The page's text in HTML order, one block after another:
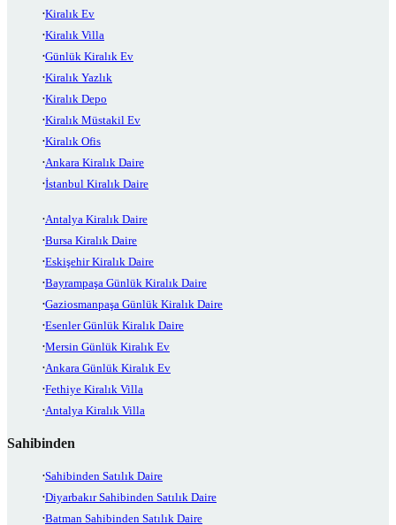
Kiralık Ev
Kiralık Villa
Günlük Kiralık Ev
Kiralık Yazlık
Kiralık Depo
Kiralık Müstakil Ev
Kiralık Ofis
Ankara Kiralık Daire
İstanbul Kiralık Daire
Antalya Kiralık Daire
Bursa Kiralık Daire
Eskişehir Kiralık Daire
Bayrampaşa Günlük Kiralık Daire
Gaziosmanpaşa Günlük Kiralık Daire
Esenler Günlük Kiralık Daire
Mersin Günlük Kiralık Ev
Ankara Günlük Kiralık Ev
Fethiye Kiralık Villa
Antalya Kiralık Villa
Sahibinden
Sahibinden Satılık Daire
Diyarbakır Sahibinden Satılık Daire
Batman Sahibinden Satılık Daire